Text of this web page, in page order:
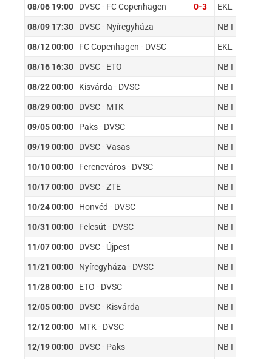
08/06 19:00 DVSC - FC Copenhagen 0-3 EKL
08/09 17:30 DVSC - Nyíregyháza NB I
08/12 00:00 FC Copenhagen - DVSC EKL
08/16 16:30 DVSC - ETO NB I
08/22 00:00 Kisvárda - DVSC NB I
08/29 00:00 DVSC - MTK NB I
09/05 00:00 Paks - DVSC NB I
09/19 00:00 DVSC - Vasas NB I
10/10 00:00 Ferencváros - DVSC NB I
10/17 00:00 DVSC - ZTE NB I
10/24 00:00 Honvéd - DVSC NB I
10/31 00:00 Felcsút - DVSC NB I
11/07 00:00 DVSC - Újpest NB I
11/21 00:00 Nyíregyháza - DVSC NB I
11/28 00:00 ETO - DVSC NB I
12/05 00:00 DVSC - Kisvárda NB I
12/12 00:00 MTK - DVSC NB I
12/19 00:00 DVSC - Paks NB I